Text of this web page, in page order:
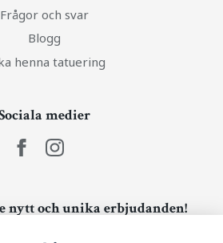
Frågor och svar
Blogg
henna tatuering
medier
nytt och unika erbjudanden!